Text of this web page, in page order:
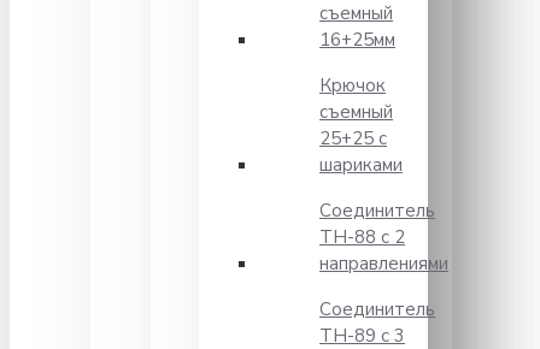
съемный
16+25мм
Крючок
съемный
25+25 с
шариками
Соединитель
TH-88 с 2
направлениями
Соединитель
TH-89 с 3